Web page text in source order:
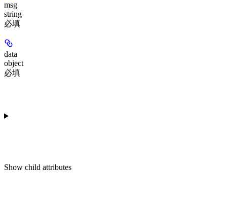
msg
string
必填
data
object
必填
Show child attributes